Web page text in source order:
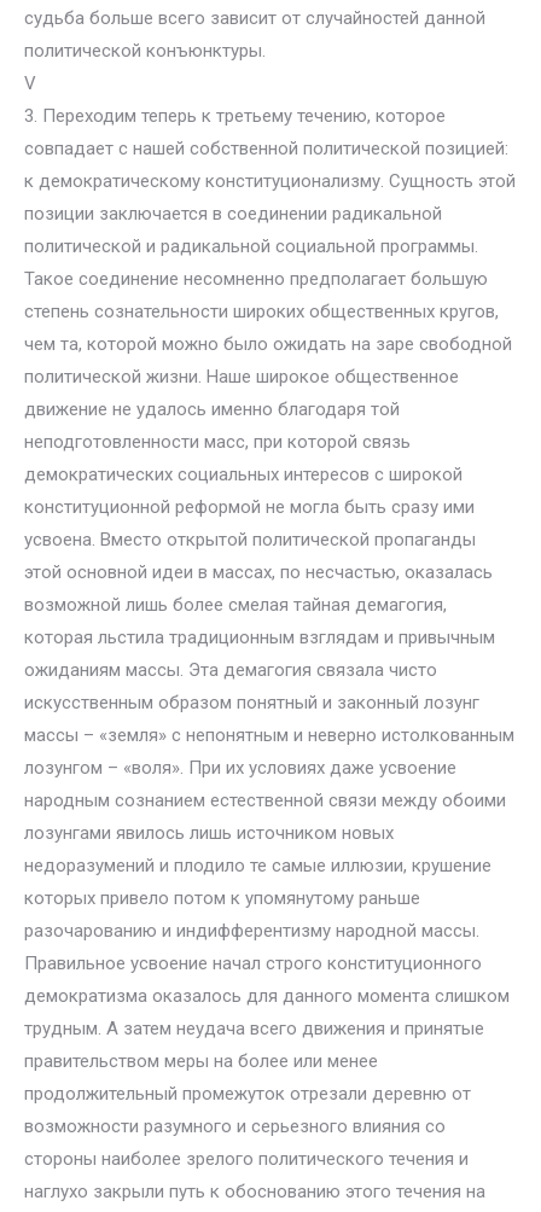
судьба больше всего зависит от случайностей данной
политической конъюнктуры.
V
3. Переходим теперь к третьему течению, которое
совпадает с нашей собственной политической позицией:
к демократическому конституционализму. Сущность этой
позиции заключается в соединении радикальной
политической и радикальной социальной программы.
Такое соединение несомненно предполагает большую
степень сознательности широких общественных кругов,
чем та, которой можно было ожидать на заре свободной
политической жизни. Наше широкое общественное
движение не удалось именно благодаря той
неподготовленности масс, при которой связь
демократических социальных интересов с широкой
конституционной реформой не могла быть сразу ими
усвоена. Вместо открытой политической пропаганды
этой основной идеи в массах, по несчастью, оказалась
возможной лишь более смелая тайная демагогия,
которая льстила традиционным взглядам и привычным
ожиданиям массы. Эта демагогия связала чисто
искусственным образом понятный и законный лозунг
массы – «земля» с непонятным и неверно истолкованным
лозунгом – «воля». При их условиях даже усвоение
народным сознанием естественной связи между обоими
лозунгами явилось лишь источником новых
недоразумений и плодило те самые иллюзии, крушение
которых привело потом к упомянутому раньше
разочарованию и индифферентизму народной массы.
Правильное усвоение начал строго конституционного
демократизма оказалось для данного момента слишком
трудным. А затем неудача всего движения и принятые
правительством меры на более или менее
продолжительный промежуток отрезали деревню от
возможности разумного и серьезного влияния со
стороны наиболее зрелого политического течения и
наглухо закрыли путь к обоснованию этого течения на